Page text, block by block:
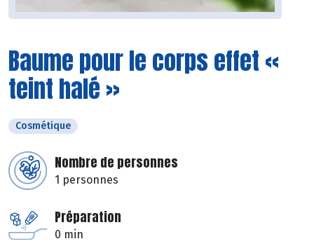
Baume pour le corps effet «
teint halé »
Cosmétique
Nombre de personnes
1 personnes
Préparation
0 min